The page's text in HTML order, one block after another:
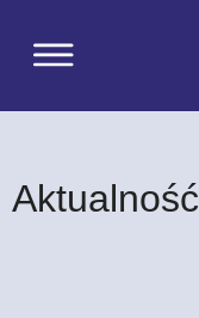
Aktualność